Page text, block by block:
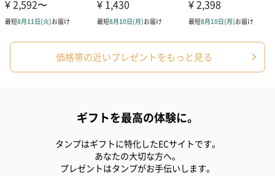
価格帯の近いプレゼントをもっと見る
ギフトを最高の体験に。
タンプはギフトに特化したECサイトです。
あなたの大切な方へ。
プレゼントはタンプがお手伝いします。